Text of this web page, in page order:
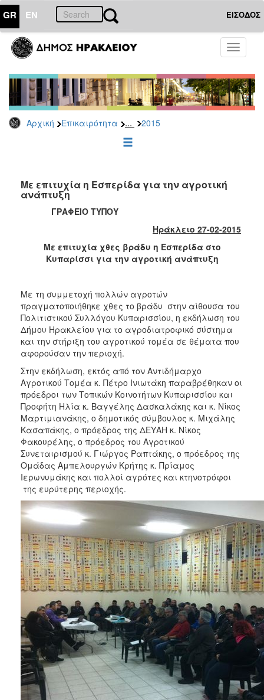
GR EN ΕΙΣΟΔΟΣ
Toggle
Αρχική Επικαιρότητα ... 2015
ΕΠΙΚΑΙΡΟΤΗΤΑ
Τύπου
Αρχείο
2026
2025
2022
2021
2020
2018
2016
2015
2013
2012
2011
2010
2006
ΔΗΜΟΤΗΣ
ΕΠΙΣΚΕΠΤΗΣ
ΗΡΑΚΛΕΙΟ
Με επιτυχία η Εσπερίδα για την αγροτική
ανάπτυξη
ΓΡΑΦΕΙΟ ΤΥΠΟΥ
Ηράκλειο 27-02-2015
Με επιτυχία χθες βράδυ η Εσπερίδα στο
Κυπαρίσσι για την αγροτική ανάπτυξη
Με τη συμμετοχή πολλών αγροτών
πραγματοποιήθηκε χθες το βράδυ στην αίθουσα του
Πολιτιστικού Συλλόγου Κυπαρισσίου, η εκδήλωση του
Δήμου Ηρακλείου για το αγροδιατροφικό σύστημα
και την στήριξη του αγροτικού τομέα σε θέματα που
αφορούσαν την περιοχή.
Στην εκδήλωση, εκτός από τον Αντιδήμαρχο
Αγροτικού Τομέα κ. Πέτρο Ινιωτάκη παραβρέθηκαν οι
πρόεδροι των Τοπικών Κοινοτήτων Κυπαρισσίου και
Προφήτη Ηλία κ. Βαγγέλης Δασκαλάκης και κ. Νίκος
Μαρτιμιανάκης, ο δημοτικός σύμβουλος κ. Μιχάλης
Κασαπάκης, ο πρόεδρος της ΔΕΥΑΗ κ. Νίκος
Φακουρέλης, ο πρόεδρος του Αγροτικού
Συνεταιρισμού κ. Γιώργος Ραπτάκης, ο πρόεδρος της
Ομάδας Αμπελουργών Κρήτης κ. Πρίαμος
Ιερωνυμάκης και πολλοί αγρότες και κτηνοτρόφοι
της ευρύτερης περιοχής.